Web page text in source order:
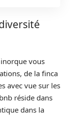
vous
de la finca
avec vue sur les
réside dans
dans la